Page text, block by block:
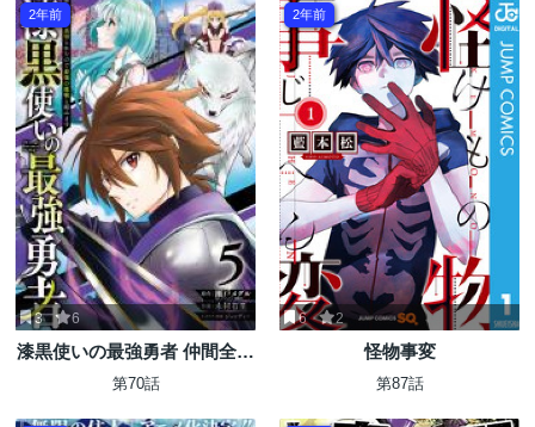
2年前
3 6
漆黒使いの最強勇者 仲間全員
に裏切られたので最強の魔物
第70話
2年前
6 2
怪物事変
第87話